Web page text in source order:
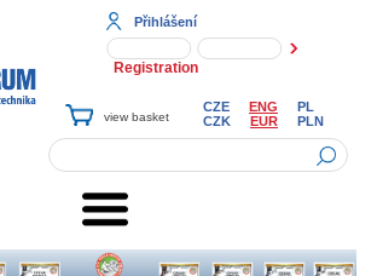
Přihlášení
Registration
CZE ENG
PL
CZK
EUR PLN